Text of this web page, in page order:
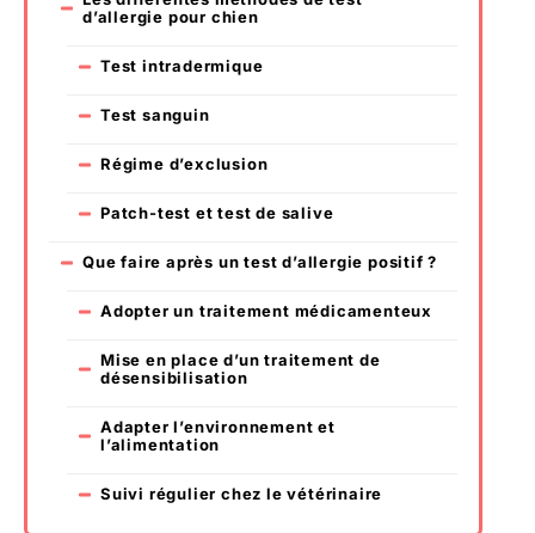
d’allergie pour chien
Test intradermique
Test sanguin
Régime d’exclusion
Patch-test et test de salive
Que faire après un test d’allergie positif ?
Adopter un traitement médicamenteux
Mise en place d’un traitement de
désensibilisation
Adapter l’environnement et
l’alimentation
Suivi régulier chez le vétérinaire